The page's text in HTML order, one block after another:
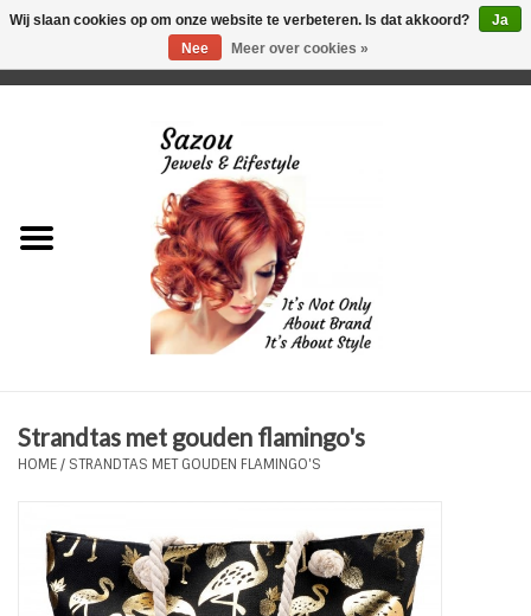
Just for Him
Plus Size Sieraden
Tassen en meer
Strandtas met gouden flamingo's
HOME/ STRANDTAS MET GOUDEN FLAMINGO'S
Wij slaan cookies op om onze website te verbeteren. Is dat akkoord?
Ja
Nee
Meer over cookies »